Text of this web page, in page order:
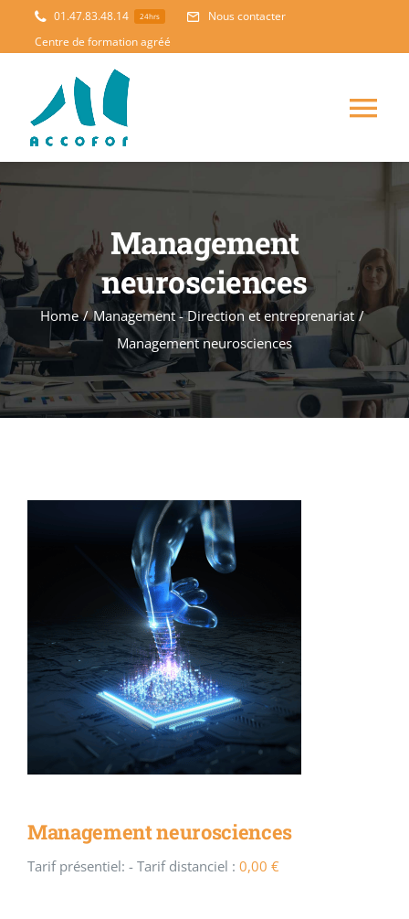
01.47.83.48.14 24hrs
Nous contacter
Centre de formation agréé
ACCUEIL
FORMATION NOUVEAUTES
ACCOMPAGNEMENT
PEDAGOGIE
ACCOFOR
Management
neurosciences
Home / Management - Direction et entreprenariat /
Management neurosciences
Management neurosciences
Tarif présentiel: - Tarif distanciel : 0,00 €